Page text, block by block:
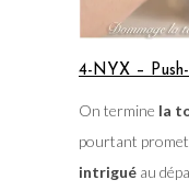
4-NYX –
On termine la
pourtant
intriguéau